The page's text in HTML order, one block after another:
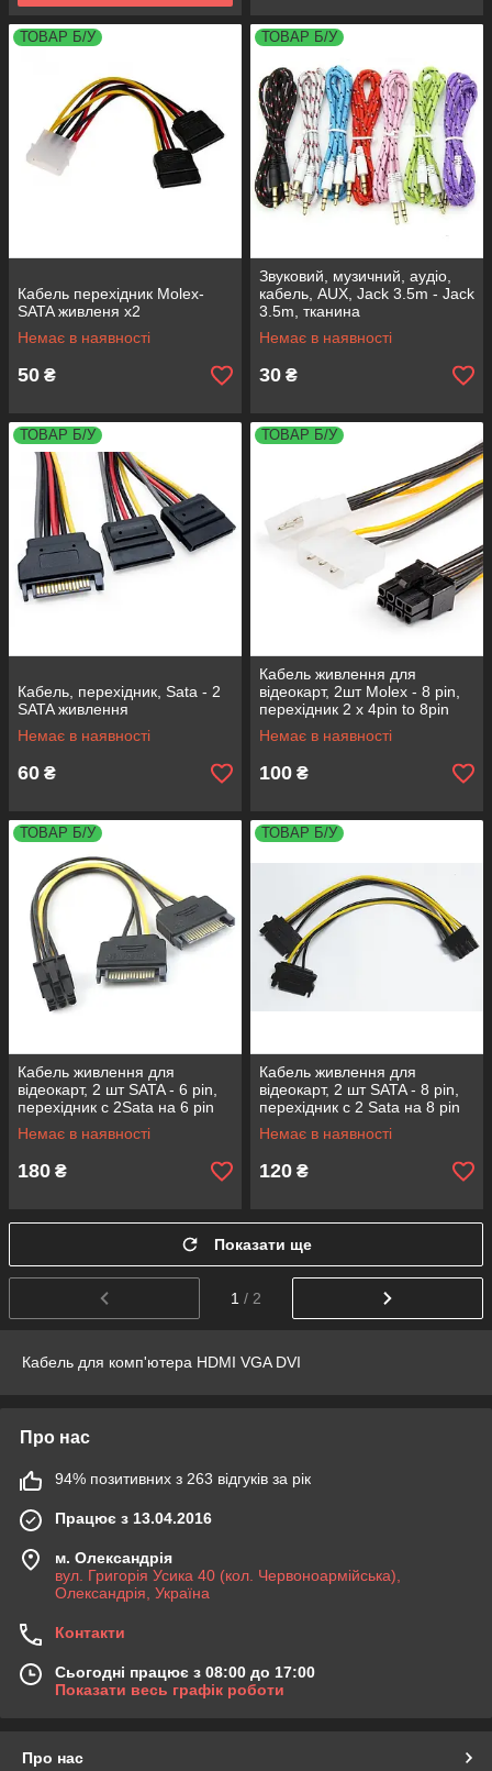
ТОВАР Б/У
Кабель перехідник Molex-
SATA живленя х2
Немає в наявності
50 ₴
ТОВАР Б/У
Звуковий, музичний, аудіо,
кабель, AUX, Jack 3.5m - Jack
3.5m, тканина
Немає в наявності
30 ₴
ТОВАР Б/У
Кабель, перехідник, Sata - 2
SATA живлення
Немає в наявності
60 ₴
ТОВАР Б/У
Кабель живлення для
відеокарт, 2шт Molex - 8 pin,
перехідник 2 x 4pin to 8pin
Немає в наявності
100 ₴
ТОВАР Б/У
Кабель живлення для
відеокарт, 2 шт SATA - 6 pin,
перехідник c 2Sata на 6 pin
Немає в наявності
180 ₴
ТОВАР Б/У
Кабель живлення для
відеокарт, 2 шт SATA - 8 pin,
перехідник c 2 Sata на 8 pin
Немає в наявності
120 ₴
Показати ще
1 / 2
Кабель для комп'ютера HDMI VGA DVI
Про нас
94% позитивних з 263 відгуків за рік
Працює з 13.04.2016
м. Олександрія
вул. Григорія Усика 40 (кол. Червоноармійська),
Олександрія, Україна
Контакти
Сьогодні працює з 08:00 до 17:00
Показати весь графік роботи
Про нас